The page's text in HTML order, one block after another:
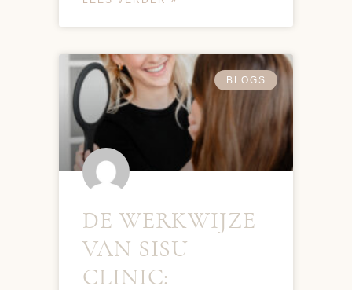
BLOGS
DE WERKWIJZE
VAN SISU
CLINIC: